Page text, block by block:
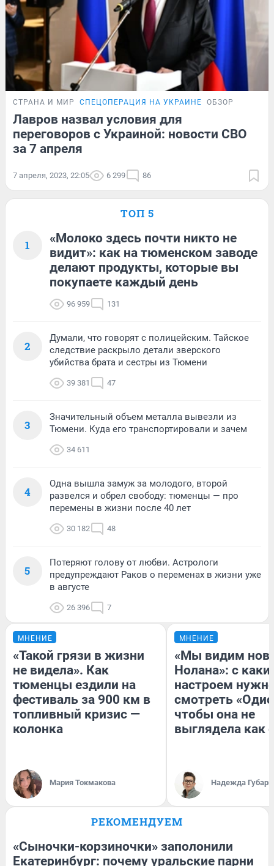
СТРАНА И МИР СПЕЦОПЕРАЦИЯ НА УКРАИНЕ ОБЗОР
Лавров назвал условия для
переговоров с Украиной: новости СВО
за 7 апреля
7 апреля, 2023, 22:05 6 299 86
ТОП 5
1
«Молоко здесь почти никто не
видит»: как на тюменском заводе
делают продукты, которые вы
покупаете каждый день
96 959 131
2
Думали, что говорят с полицейским. Тайское
следствие раскрыло детали зверского
убийства брата и сестры из Тюмени
39 381 47
3
Значительный объем металла вывезли из
Тюмени. Куда его транспортировали и зачем
34 611
4
Одна вышла замуж за молодого, второй
развелся и обрел свободу: тюменцы — про
перемены в жизни после 40 лет
30 182 48
5
Потеряют голову от любви. Астрологи
предупреждают Раков о переменах в жизни уже
в августе
26 396 7
МНЕНИЕ
«Такой грязи в жизни
не видела». Как
тюменцы ездили на
фестиваль за 900 км в
топливный кризис —
колонка
Мария Токмакова
МНЕНИЕ
«Мы видим
Нолана»: с
настроем
смотреть
чтобы она не
выглядела как
Надежда Губарь
РЕКОМЕНДУЕМ
«Сыночки-корзиночки» заполонили
Екатеринбург: почему уральские парни